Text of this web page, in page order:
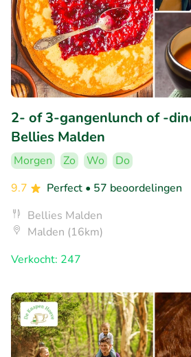
2- of 3-gangenlunch of -
Bellies Malden
Morgen Zo Wo
Do
9.7
Perfect • 57 beoordelingen
Bellies Malden
Malden (16km)
Verkocht: 247